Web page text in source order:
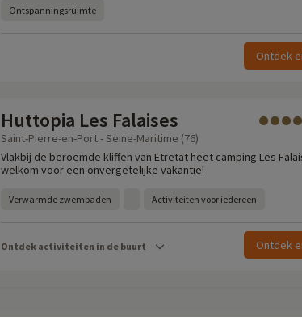
Ontspanningsruimte
Ontdek
Huttopia Les Falaises
Saint-Pierre-en-Port - Seine-Maritime (76)
Vlakbij de beroemde kliffen van Etretat heet camping Les
welkom voor een onvergetelijke vakantie!
Verwarmde zwembaden Activiteiten voor iedereen
Ontdek activiteiten in de buurt Ontdek